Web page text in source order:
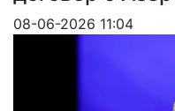
08-06-2026 11:04